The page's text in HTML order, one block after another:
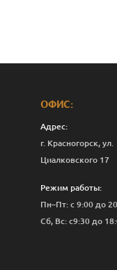
ОФИС:
Адрес:
г. Красногорск, ул.
Циалковского 17
Режим работы:
Пн–Пт: с 9:00 до
Сб, Вс: с9:30 до